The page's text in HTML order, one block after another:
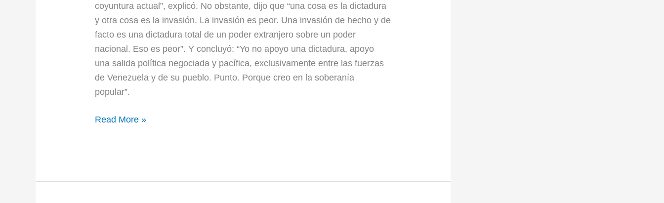
coyuntura actual”, explicó. No obstante, dijo que “una cosa es la dictadura
y otra cosa es la invasión. La invasión es peor. Una invasión de hecho y de
facto es una dictadura total de un poder extranjero sobre un poder
nacional. Eso es peor”. Y concluyó: “Yo no apoyo una dictadura, apoyo
una salida política negociada y pacífica, exclusivamente entre las fuerzas
de Venezuela y de su pueblo. Punto. Porque creo en la soberanía
popular”.
Read More »